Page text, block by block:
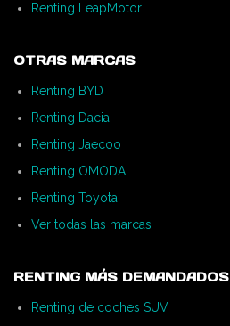
Renting LeapMotor
OTRAS MARCAS
Renting BYD
Renting Dacia
Renting Jaecoo
Renting OMODA
Renting Toyota
Ver todas las marcas
RENTING MÁS DEMANDADOS
Renting de coches SUV